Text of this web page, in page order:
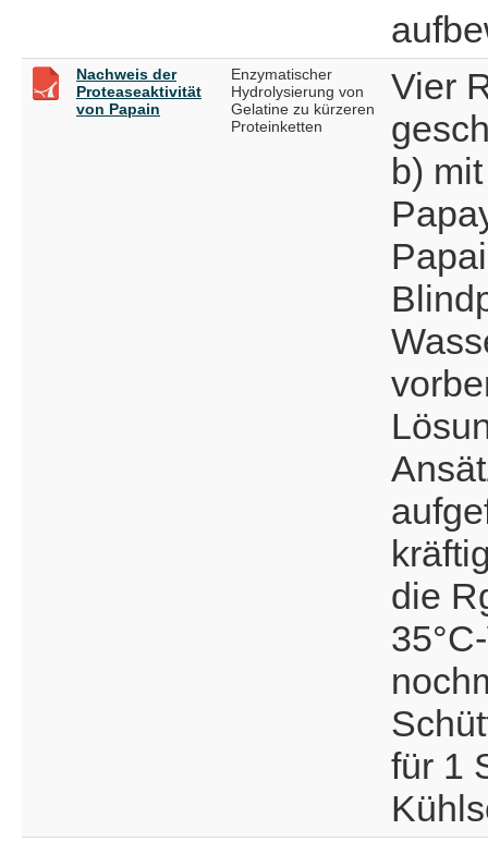
Nachweis der
Proteaseaktivität
von Papain
Enzymatischer
Hydrolysierung von
Gelatine zu kürzeren
Proteinketten
Vier
b)
die
für 1